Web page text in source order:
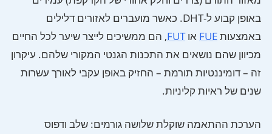
באופן קבוע ל-DHT. כאשר מועברים לאזורים דלילים
באמצעותFUE אוFUT, הם ממשיכים לייצר שיער לכל החיים
מכיוון שהם נושאים את התכנות הגנטי המקורי שלהם. עיקרון
זה – דומיננטיות תורמת – החזיק באופן עקבי לאורך עשרות
שנים של ראיות קליניות.
הערכת ההתאמה שוקלת שלושה גורמים: שלב ודפוס